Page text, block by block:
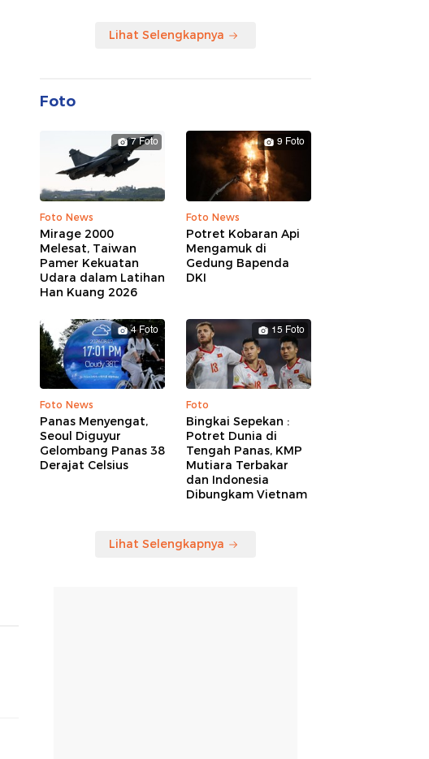
Lihat Selengkapnya
Foto
7 Foto
Foto News
Mirage 2000
Melesat, Taiwan
Pamer Kekuatan
Udara dalam Latihan
Han Kuang 2026
9 Foto
Foto News
Potret Kobaran Api
Mengamuk di
Gedung Bapenda
DKI
4 Foto
Foto News
Panas Menyengat,
Seoul Diguyur
Gelombang Panas 38
Derajat Celsius
15 Foto
Foto
Bingkai Sepekan :
Potret Dunia di
Tengah Panas, KMP
Mutiara Terbakar
dan Indonesia
Dibungkam Vietnam
Lihat Selengkapnya